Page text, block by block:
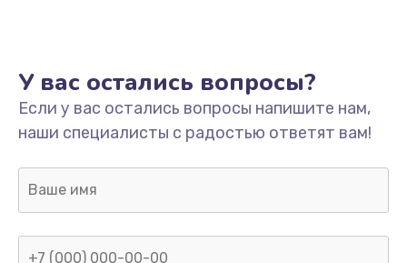
Заказать
Не включается
Нет звука
У вас остались вопросы?
Если у вас остались вопросы напишите нам,
наши специалисты с радостью ответят вам!